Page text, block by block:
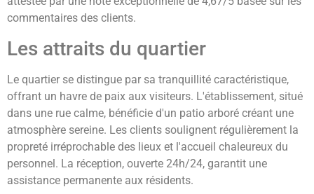
commentaires des clients.
Les attraits du quartier
Le quartier se distingue par sa tranquillité caractéristique,
offrant un havre de paix aux visiteurs. L'établissement, situé
dans une rue calme, bénéficie d'un patio arboré créant une
atmosphère sereine. Les clients soulignent régulièrement la
propreté irréprochable des lieux et l'accueil chaleureux du
personnel. La réception, ouverte 24h/24, garantit une
assistance permanente aux résidents.